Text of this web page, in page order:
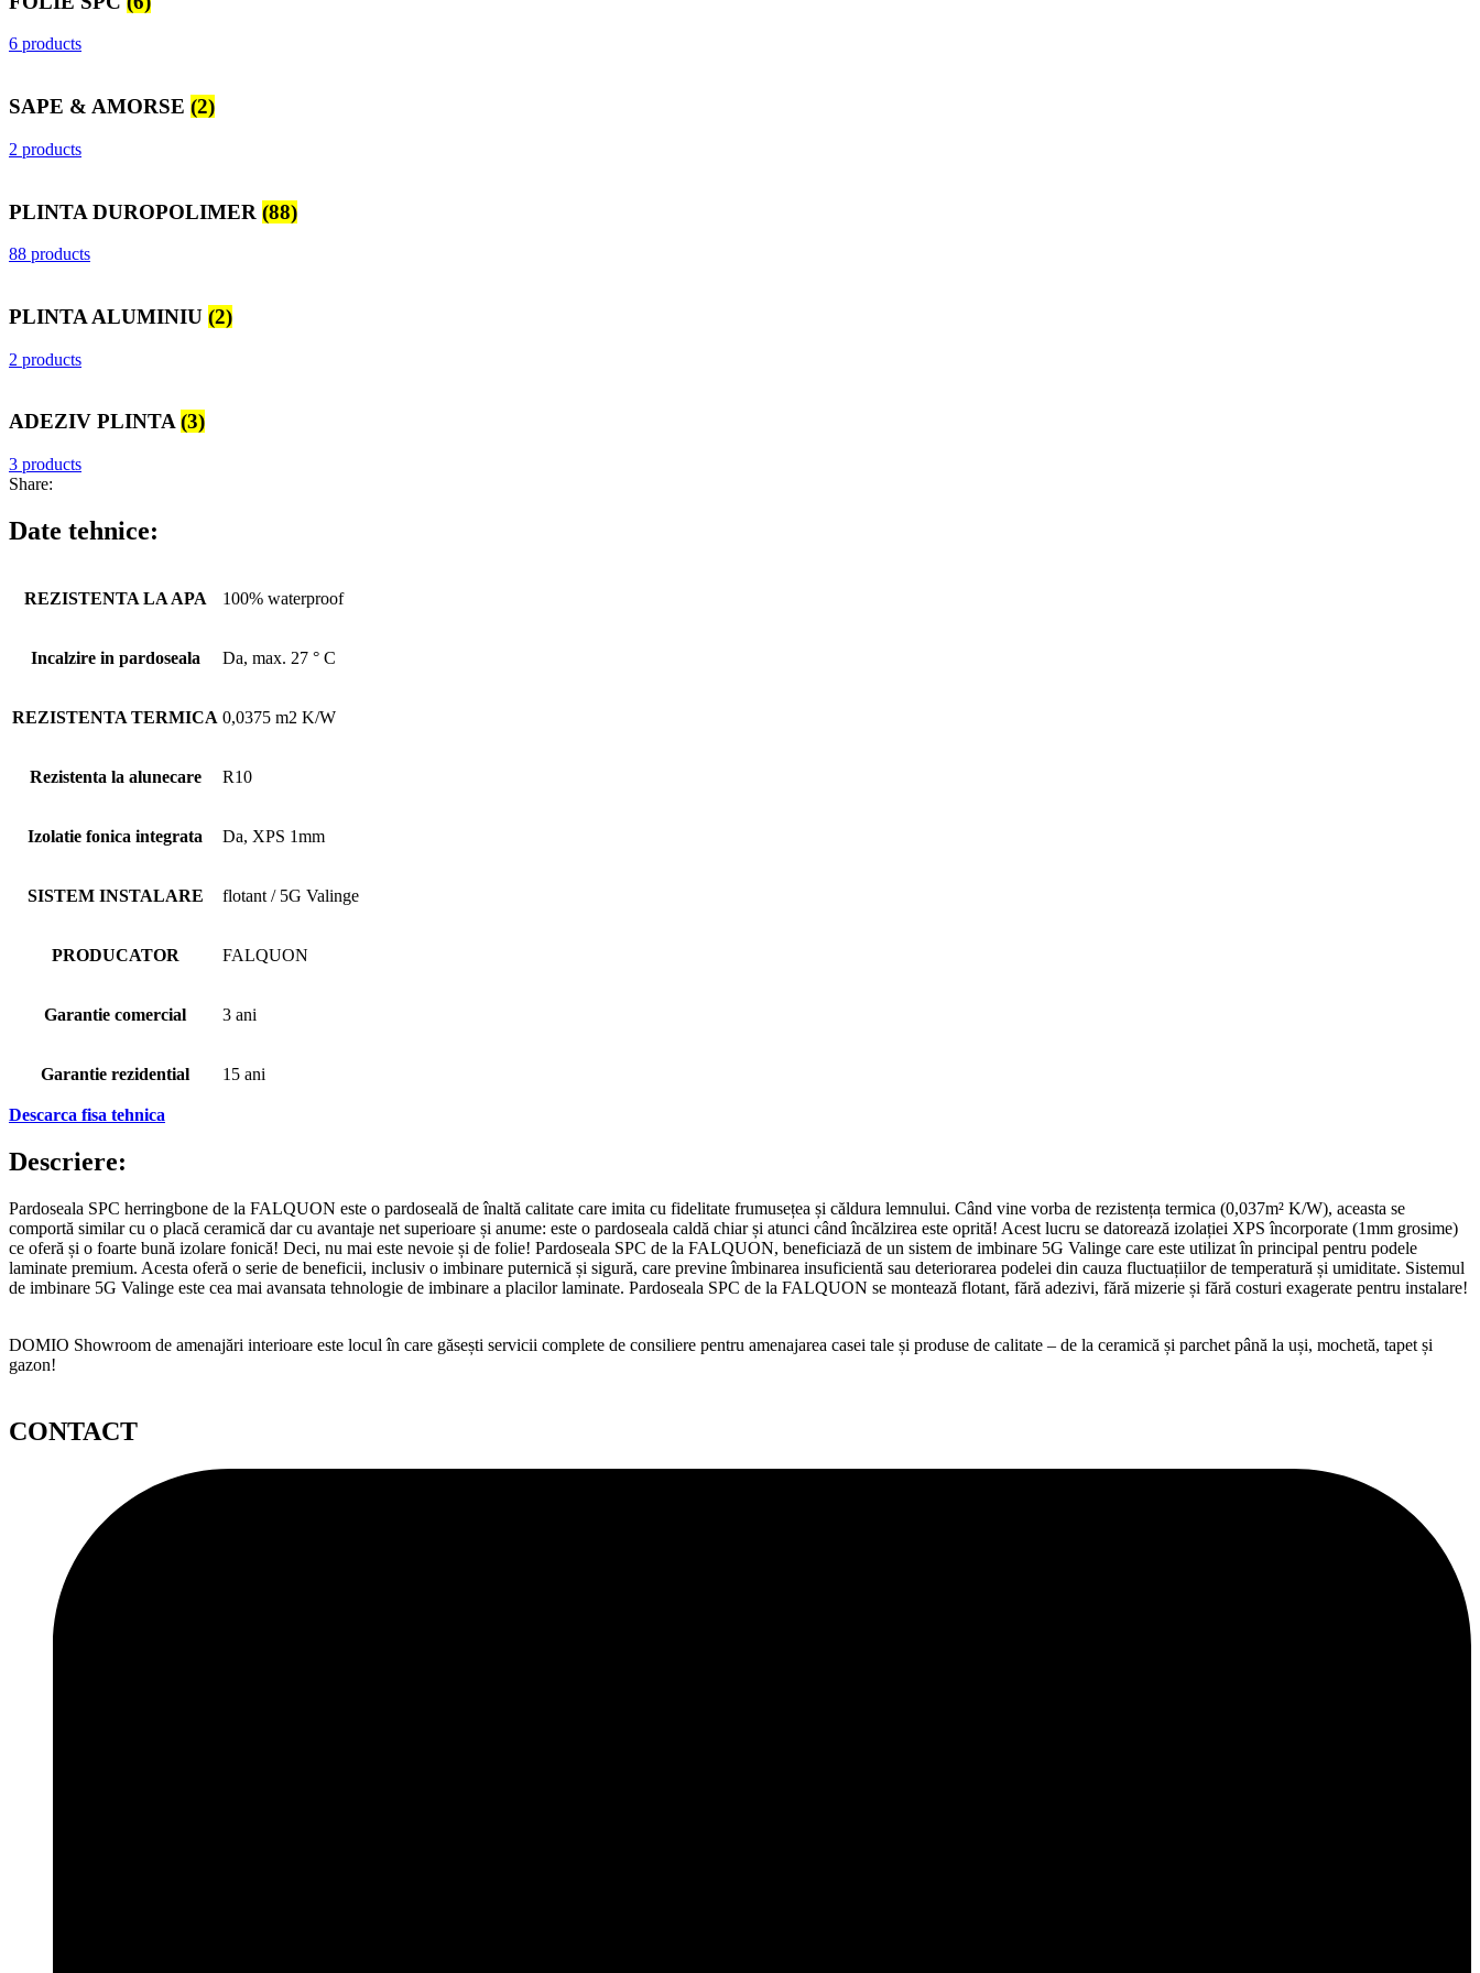
6 products
SAPE & AMORSE (2)
2 products
PLINTA DUROPOLIMER (88)
88 products
PLINTA ALUMINIU (2)
2 products
ADEZIV PLINTA(3)
3 products
Share:
Date tehnice:
REZISTENTA LA APA 100% waterproof
Incalzire in pardoseala Da, max. 27 ° C
REZISTENTA TERMICA 0,0375 m2 K/W
Rezistenta la alunecare R10
Izolatie fonica integrata Da, XPS 1mm
SISTEM INSTALARE flotant / 5G Valinge
PRODUCATOR FALQUON
Garantie comercial 3 ani
Garantie rezidential 15 ani
Descarca fisa tehnica
Descriere:
Pardoseala SPC herringbone de la FALQUON este o pardoseală de înaltă calitate care imita cu fidelitate frumusețea și căldura lemnului. Când vine vorba de rezistența termica (0,037m² K/W), aceasta se
comportă similar cu o placă ceramică dar cu avantaje net superioare și anume: este o pardoseala caldă chiar și atunci când încălzirea este oprită! Acest lucru se datorează izolației XPS încorporate (1mm grosime)
ce oferă și o foarte bună izolare fonică! Deci, nu mai este nevoie și de folie! Pardoseala SPC de la FALQUON, beneficiază de un sistem de imbinare 5G Valinge care este utilizat în principal pentru podele
laminate premium. Acesta oferă o serie de beneficii, inclusiv o imbinare puternică și sigură, care previne îmbinarea insuficientă sau deteriorarea podelei din cauza fluctuațiilor de temperatură și umiditate. Sistemul
de imbinare 5G Valinge este cea mai avansata tehnologie de imbinare a placilor laminate. Pardoseala SPC de la FALQUON se montează flotant, fără adezivi, fără mizerie și fără costuri exagerate pentru instalare!
DOMIO Showroom de amenajări interioare este locul în care găsești servicii complete de consiliere pentru amenajarea casei tale și produse de calitate – de la ceramică și parchet până la uși, mochetă, tapet și
gazon!
CONTACT